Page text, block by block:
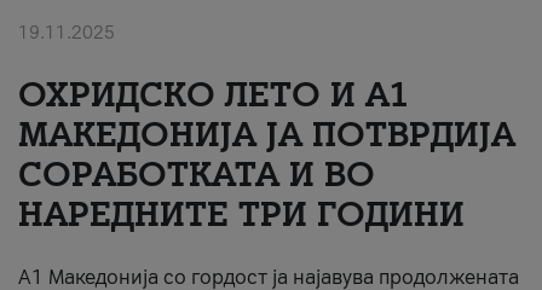
#ПодобарОнлајн
19.11.2025
ОХРИДСКО ЛЕТО И A1
МАКЕДОНИЈА ЈА ПОТВРДИЈА
СОРАБОТКАТА И ВО
НАРЕДНИТЕ ТРИ ГОДИНИ
A1 Македонија со гордост ја најавува продолжената